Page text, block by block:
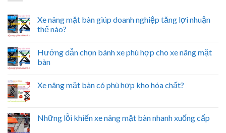
Xe nâng mặt bàn giúp doanh nghiệp tăng lợi nhuận
thế nào?
Hướng dẫn chọn bánh xe phù hợp cho xe nâng mặt
bàn
Xe nâng mặt bàn có phù hợp kho hóa chất?
Những lỗi khiến xe nâng mặt bàn nhanh xuống cấp